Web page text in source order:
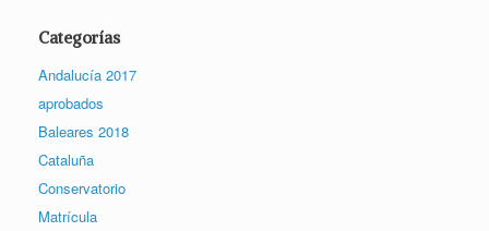
Categorías
Andalucía 2017
aprobados
Baleares 2018
Cataluña
Conservatorio
Matrícula